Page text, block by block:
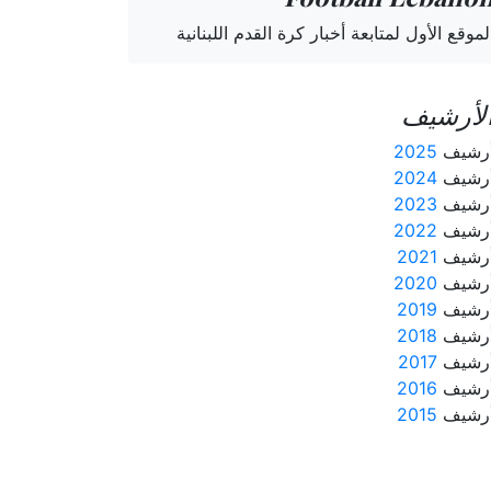
الأول لمتابعة أخبار كرة القدم اللبنانية
2025
2024
2023
2022
2021
2020
2019
2018
2017
2016
2015